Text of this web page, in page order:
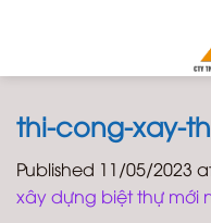
thi-cong-xay-
Published 11/05/2023
xây dựng biệt thự mới